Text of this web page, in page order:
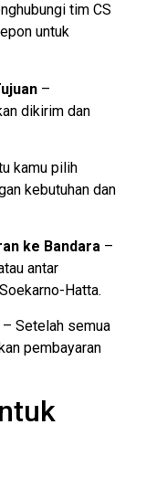
tim CS
untuk
–
dikirim dan
kamu pilih
kebutuhan dan
ke Bandara –
antar
Hatta.
– Setelah semua
pembayaran